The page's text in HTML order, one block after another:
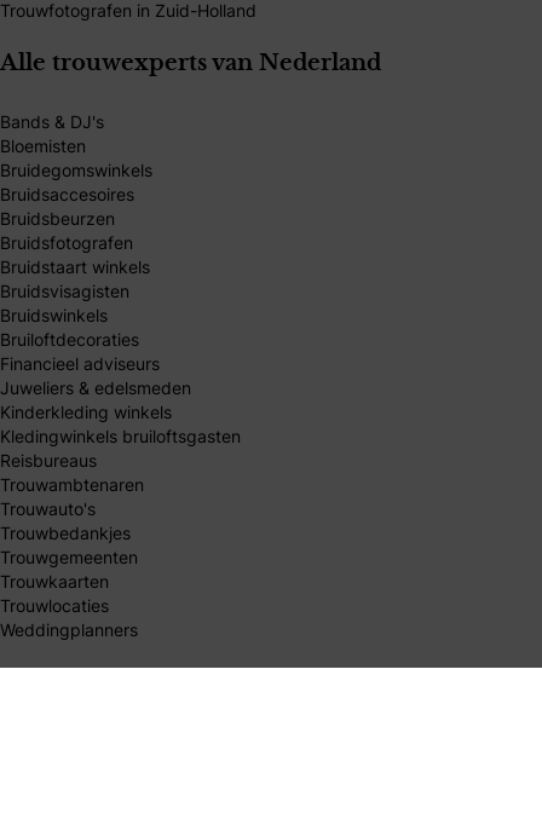
Trouwfotografen in Zuid-Holland
Alle trouwexperts van Nederland
Bands & DJ's
Bloemisten
Bruidegomswinkels
Bruidsaccesoires
Bruidsbeurzen
Bruidsfotografen
Bruidstaart winkels
Bruidsvisagisten
Bruidswinkels
Bruiloftdecoraties
Financieel adviseurs
Juweliers & edelsmeden
Kinderkleding winkels
Kledingwinkels bruiloftsgasten
Reisbureaus
Trouwambtenaren
Trouwauto's
Trouwbedankjes
Trouwgemeenten
Trouwkaarten
Trouwlocaties
Weddingplanners